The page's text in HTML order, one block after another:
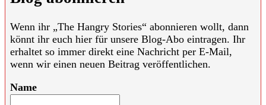
Wenn ihr „The Hangry Stories“ abonnieren wollt, dann
könnt ihr euch hier für unsere Blog-Abo eintragen. Ihr
erhaltet so immer direkt eine Nachricht per E-Mail,
wenn wir einen neuen Beitrag veröffentlichen.
Name